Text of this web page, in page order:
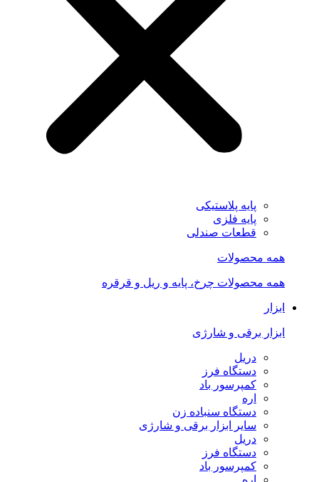
پایه پلاستیکی
پایه فلزی
قطعات صندلی
همه محصولات
همه محصولات چرخ، پایه و ریل و قرقره
ابزار
ابزار برقی و شارژی
دریل
دستگاه فرز
کمپرسور باد
اره
دستگاه سنباده زن
سایر ابزار برقی و شارژی
دریل
دستگاه فرز
کمپرسور باد
اره